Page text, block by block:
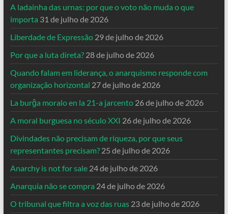
A ladainha das urnas: por que o voto não muda o que
importa 31 de julho de 2026
Liberdade de Expressão 29 de julho de 2026
Por que a luta direta? 28 de julho de 2026
Quando falam em liderança, o anarquismo responde com
organização horizontal 27 de julho de 2026
La burĝa moralo en la 21-a jarcento 26 de julho de 2026
A moral burguesa no século XXI 26 de julho de 2026
Divindades não precisam de riqueza, por que seus
representantes precisam? 25 de julho de 2026
Anarchy is not for sale 24 de julho de 2026
Anarquia não se compra 24 de julho de 2026
O tribunal que filtra a voz das ruas 23 de julho de 2026